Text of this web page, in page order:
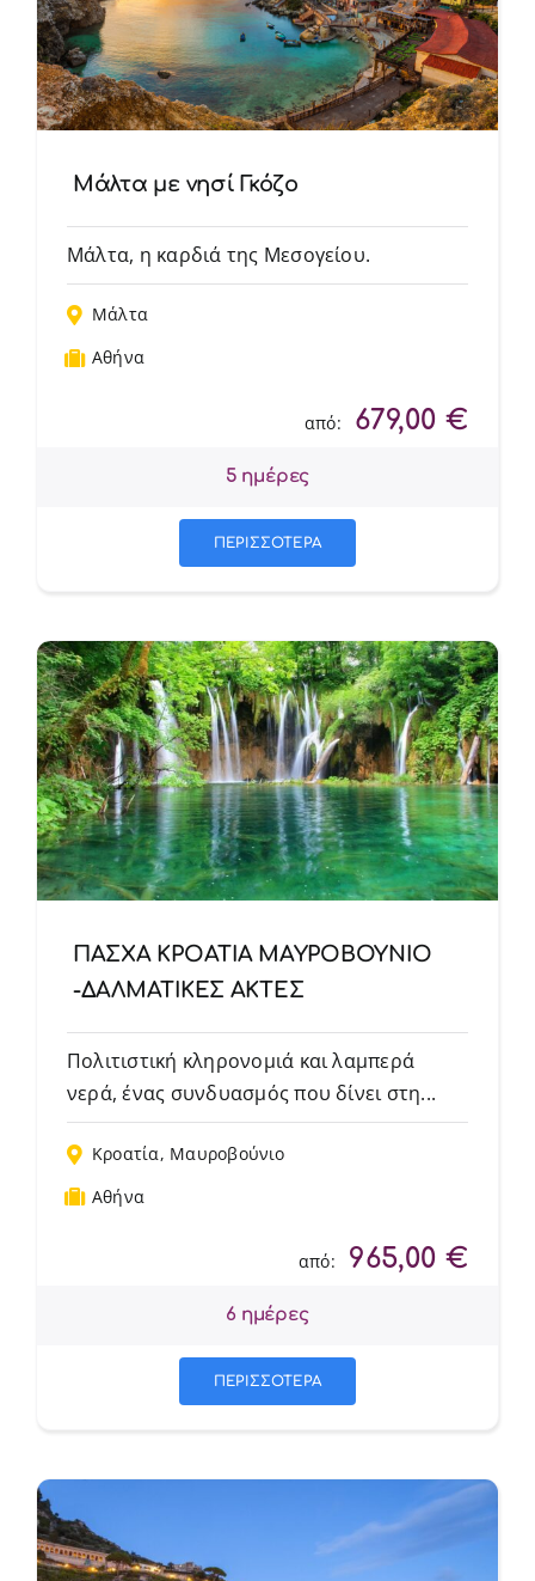
Μάλτα με νησί Γκόζο
Μάλτα, η καρδιά της Μεσογείου.
Μάλτα
Αθήνα
από: 679,00 €
5 ημέρες
ΠΕΡΙΣΣΟΤΕΡΑ
ΠΑΣΧΑ ΚΡΟΑΤΙΑ ΜΑΥΡΟΒΟΥΝΙΟ
-ΔΑΛΜΑΤΙΚΕΣ ΑΚΤΕΣ
Πολιτιστική κληρονομιά και λαμπερά
νερά, ένας συνδυασμός που δίνει στη...
Κροατία, Μαυροβούνιο
Αθήνα
από: 965,00 €
6 ημέρες
ΠΕΡΙΣΣΟΤΕΡΑ